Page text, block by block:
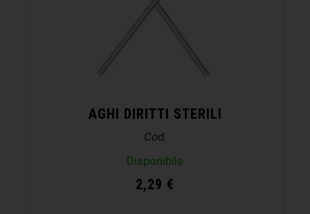
AGHI DIRITTI STERILI
Cod.
Disponibile
2,29 €